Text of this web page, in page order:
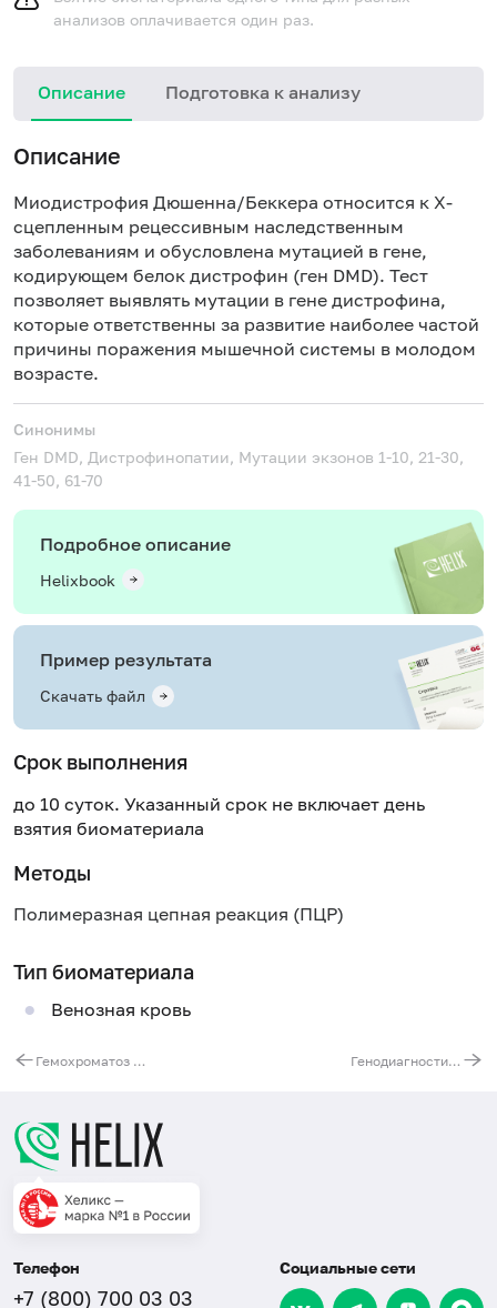
анализов оплачивается один раз.
Описание Подготовка к анализу
Описание
Миодистрофия Дюшенна/Беккера относится к X-
сцепленным рецессивным наследственным
заболеваниям и обусловлена мутацией в гене,
кодирующем белок дистрофин (ген DMD). Тест
позволяет выявлять мутации в гене дистрофина,
которые ответственны за развитие наиболее частой
причины поражения мышечной системы в молодом
возрасте.
Синонимы
Ген DMD, Дистрофинопатии, Мутации экзонов 1-10, 21-30,
41-50, 61-70
Подробное описание
Helixbook
Пример результата
Скачать файл
Срок выполнения
до 10 суток. Указанный срок не включает день
взятия биоматериала
Методы
Полимеразная цепная реакция (ПЦР)
Тип биоматериала
Венозная кровь
Гемохроматоз 1 типа Генодиагностика синдрома ломкой Х-хромосомы (синдром Мартина - Белл) у лиц мужского пола
Телефон
+7 (800) 700 03 03
Социальные сети